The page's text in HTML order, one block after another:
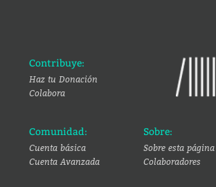
Contribuye:
Haz tu Donación
Colabora
Comunidad:
Cuenta básica
Cuenta Avanzada
Sobre:
Sobre esta página
Colaboradores